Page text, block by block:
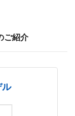
ご紹介